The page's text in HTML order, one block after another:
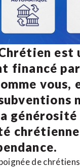
est
financé
vous,
générosité
chrétienne
de